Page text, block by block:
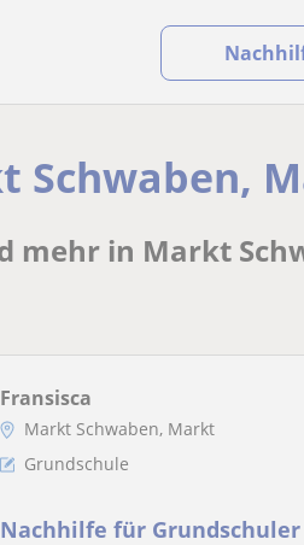
Schwaben,
mehr in Markt
Fransisca
Markt Schwaben, Markt
Grundschule
Nachhilfe für